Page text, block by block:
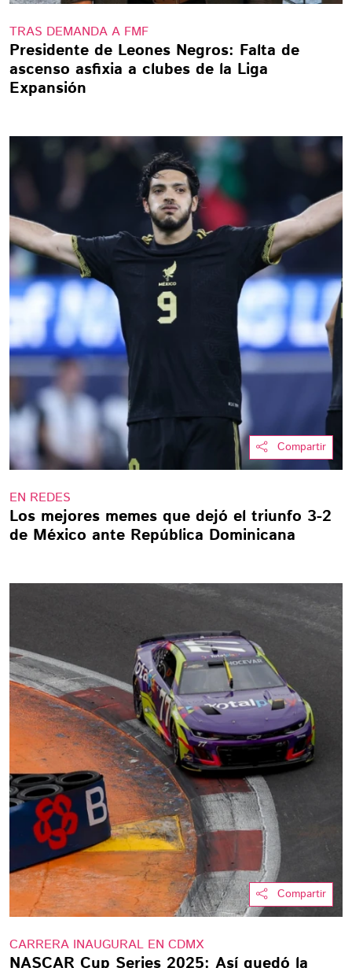
TRAS DEMANDA A FMF
Presidente de Leones Negros: Falta de
ascenso asfixia a clubes de la Liga
Expansión
Compartir
EN REDES
Los mejores memes que dejó el triunfo 3-2
de México ante República Dominicana
Compartir
CARRERA INAUGURAL EN CDMX